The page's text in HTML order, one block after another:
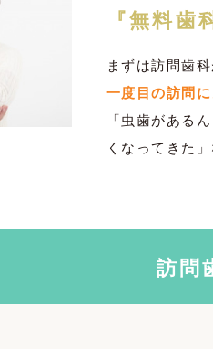
『無料
まずは訪問歯
一度目の訪問
「虫歯がある
くなってきた
訪問